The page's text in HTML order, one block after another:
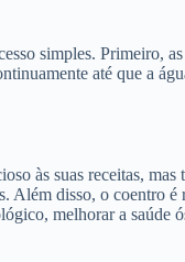
simples. Primeiro,
até que a
às suas receitas,
Além disso, o coentro
melhorar a saúde